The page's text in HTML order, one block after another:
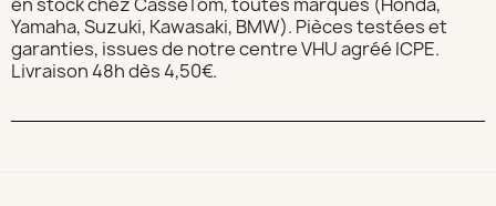
Yamaha, Suzuki, Kawasaki, BMW). Pièces testées et
garanties, issues de notre centre VHU agréé ICPE.
Livraison 48h dès 4,50€.